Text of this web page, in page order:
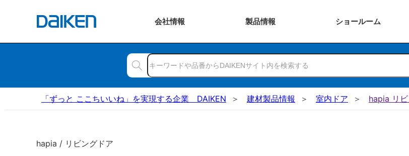
会社情報 製品情報 ショールーム
「ずっと ここちいいね」を実現する企業 DAIKEN 建材製品情報 室内ドア hapia リ
hapia / リビングドア